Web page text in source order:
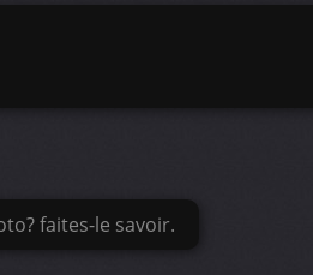
faites-le savoir.